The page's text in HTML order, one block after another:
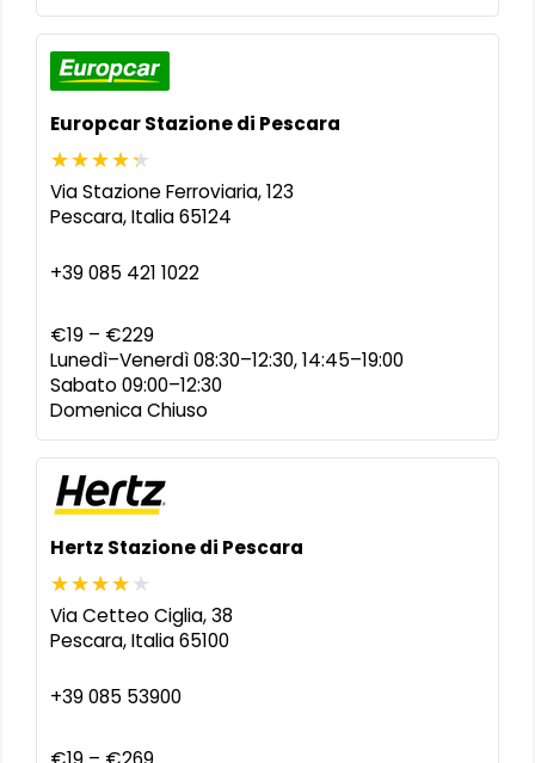
Europcar Stazione di Pescara
Via Stazione Ferroviaria, 123
Pescara,Italia 65124
+39 085 421 1022
€19 – €229
Lunedì–Venerdì 08:30–12:30, 14:45–19:00
Sabato 09:00–12:30
Domenica Chiuso
Hertz Stazione di Pescara
Via Cetteo Ciglia, 38
Pescara,Italia 65100
+39 085 53900